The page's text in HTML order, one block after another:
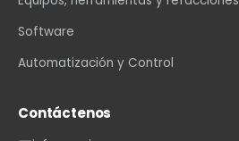
Software
Automatización y Control
Contáctenos